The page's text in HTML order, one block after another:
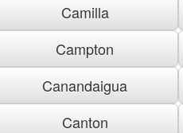
Camilla
Campton
Canandaigua
Canton